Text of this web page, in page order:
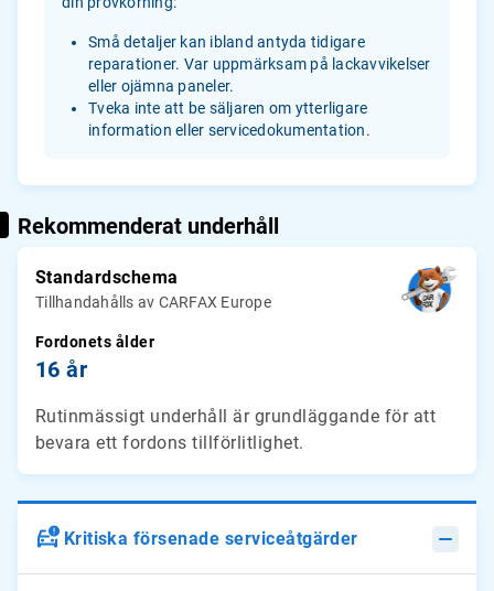
Små detaljer kan ibland antyda tidigare
reparationer. Var uppmärksam på lackavvikelser
eller ojämna paneler.
Tveka inte att be säljaren om ytterligare
information eller servicedokumentation.
Rekommenderat underhåll
Standardschema
Tillhandahålls av CARFAX Europe
Fordonets ålder
16 år
Rutinmässigt underhåll är grundläggande för att
bevara ett fordons tillförlitlighet.
Kritiska försenade serviceåtgärder